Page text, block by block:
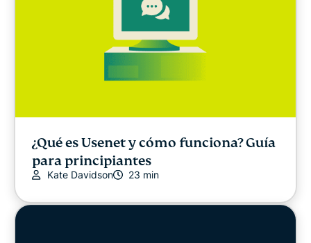
¿Qué es Usenet y cómo funciona? Guía
para principiantes
Kate Davidson 23 min